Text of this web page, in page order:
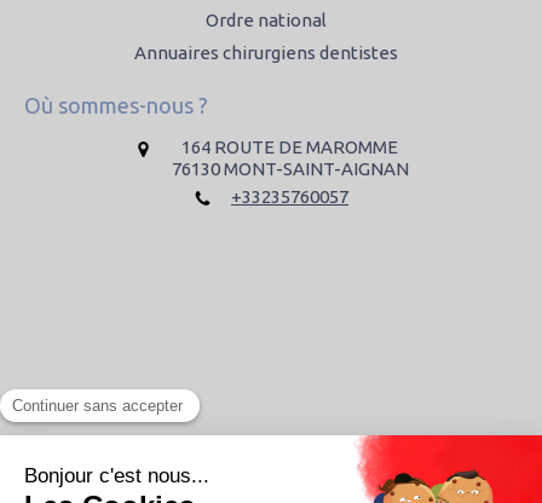
Ordre national
Annuaires chirurgiens dentistes
Où sommes-nous ?
164 ROUTE DE MAROMME
76130 MONT-SAINT-AIGNAN
+33235760057